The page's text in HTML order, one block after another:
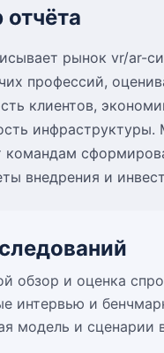
рынок vr/ar-
профессий,
клиентов,
инфраструктуры.
командам
внедрения и
обзор и оценка
интервью и
модель и сценарии